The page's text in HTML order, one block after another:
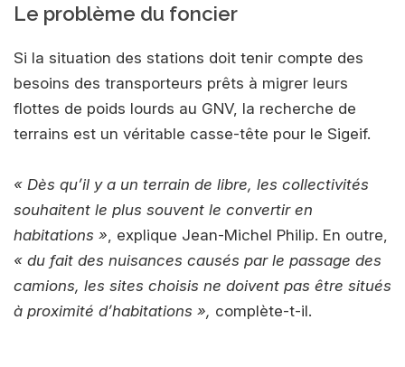
Le problème du foncier
Si la situation des stations doit tenir compte des
besoins des transporteurs prêts à migrer leurs
flottes de poids lourds au GNV, la recherche de
terrains est un véritable casse-tête pour le Sigeif.
« Dès qu’il y a un terrain de libre, les collectivités
souhaitent le plus souvent le convertir en
habitations » , explique Jean-Michel Philip. En outre,
« du fait des nuisances causés par le passage des
camions, les sites choisis ne doivent pas être situés
à proximité d’habitations », complète-t-il.